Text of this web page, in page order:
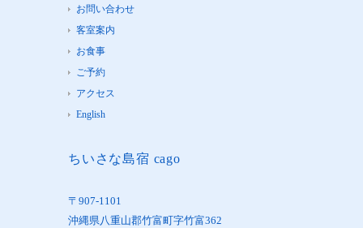
お問い合わせ
客室案内
お食事
ご予約
アクセス
English
ちいさな島宿 cago
〒907-1101
沖縄県八重山郡竹富町字竹富362